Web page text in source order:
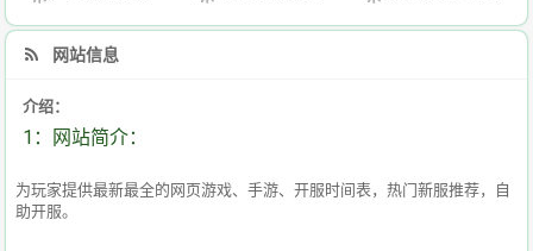
网站信息
介绍：
1：网站简介：
为玩家提供最新最全的网页游戏、手游、开服时间表，热门新服推荐，自
助开服。